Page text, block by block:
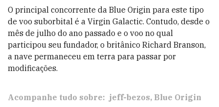
O principal concorrente da Blue Origin para este tipo
de voo suborbital é a Virgin Galactic. Contudo, desde o
mês de julho do ano passado e o voo no qual
participou seu fundador, o britânico Richard Branson,
a nave permaneceu em terra para passar por
modificações.
Acompanhe tudo sobre: jeff-bezos Blue Origin